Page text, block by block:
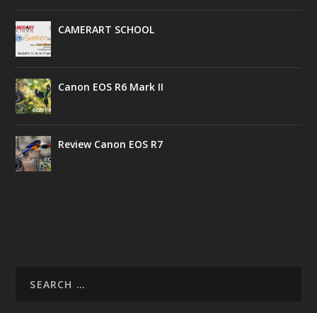
CAMERART SCHOOL
Canon EOS R6 Mark II
Review Canon EOS R7